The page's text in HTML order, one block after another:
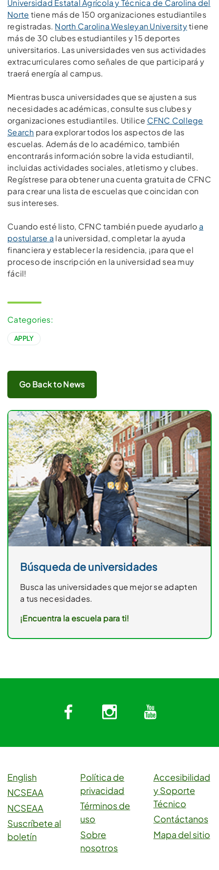
Universidad Estatal Agrícola y Técnica de Carolina del
Norte tiene más de 150 organizaciones estudiantiles
registradas. North Carolina Wesleyan Universitytiene
más de 30 clubes estudiantiles y 15 deportes
universitarios. Las universidades ven sus actividades
extracurriculares como señales de que participará y
traerá energía al campus.
Mientras busca universidades que se ajusten a sus
necesidades académicas, consulte sus clubes y
organizaciones estudiantiles. Utilice CFNC College
Search para explorar todos los aspectos de las
escuelas. Además de lo académico, también
encontrarás información sobre la vida estudiantil,
incluidas actividades sociales, atletismo y clubes.
Regístrese para obtener una cuenta gratuita de CFNC
para crear una lista de escuelas que coincidan con
sus intereses.
Cuando esté listo, CFNC también puede ayudarlo a
postularse a la universidad, completar la ayuda
financiera y establecer la residencia, ¡para que el
proceso de inscripción en la universidad sea muy
fácil!
Categories:
APPLY
Go Back to News
Búsqueda de universidades
Busca las universidades que mejor se adapten
a tus necesidades.
¡Encuentra la escuela para ti!
Facebook
Instagram
English
NCSEAA
NCSEAA
Suscríbete al
boletín
Política de
privacidad
Términos de
uso
Sobre
nosotros
Accesibilidad
y Soporte
Técnico
Contáctanos
Mapa del sitio